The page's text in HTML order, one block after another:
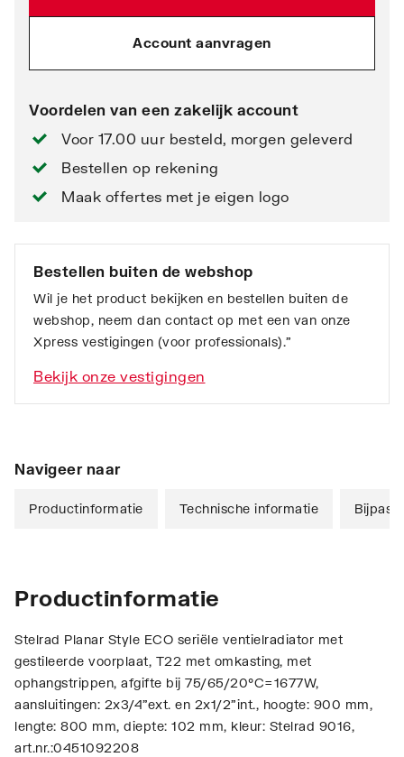
Account aanvragen
Voordelen van een zakelijk account
Voor 17.00 uur besteld, morgen geleverd
Bestellen op rekening
Maak offertes met je eigen logo
Bestellen buiten de webshop
Wil je het product bekijken en bestellen buiten de
webshop, neem dan contact op met een van onze
Xpress vestigingen (voor professionals).”
Bekijk onze vestigingen
Navigeer naar
Productinformatie Technische informatie
Productinformatie
Stelrad Planar Style ECO seriële ventielradiator met
gestileerde voorplaat, T22 met omkasting, met
ophangstrippen, afgifte bij 75/65/20°C=1677W,
aansluitingen: 2x3/4"ext. en 2x1/2"int., hoogte: 900 mm,
lengte: 800 mm, diepte: 102 mm, kleur: Stelrad 9016,
art.nr.:0451092208